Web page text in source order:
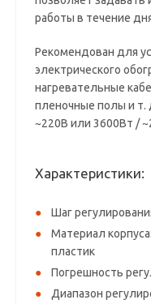
работы в течение
Рекомендован для
электрического
нагревательные
пленочные полы и
~220В или 3600Вт /
Характеристики:
Шаг
Материал
пластик
Погрешность
Диапазон